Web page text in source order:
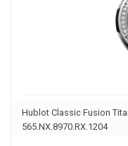
Hublot Classic Fusion
565.NX.8970.RX.1204